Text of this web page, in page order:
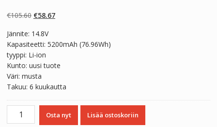
asiakkaan
€105.60 Alkuperäinen
oli:
€105.60.
€58.67Nykyinen
€58.67.
Jännite: 14.8V
Kapasiteetti: 5200mAh (76.96Wh)
tyyppi: Li-ion
Kunto: uusi tuote
Väri: musta
Takuu: 6 kuukautta
Kannettavan
tietokoneen
Osta nyt Lisää ostoskoriin